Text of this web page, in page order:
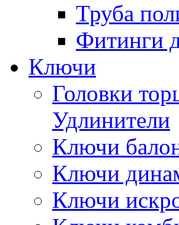
Труба
Фитинги
Ключи
Головки
Удлинители
Ключи
Ключи
Ключи